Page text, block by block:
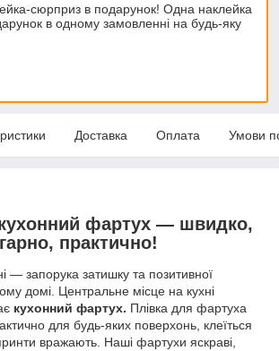
сюрприз в подарунок! Одна наклейка
в одному замовленні на будь-яку
Доставка Оплата Умови
кухонний фартух — швидко,
гарно, практично!
— запорука затишку та позитивної
домі. Центральне місце на кухні
кухонний фартух. Плівка для фартуха
для будь-яких поверхонь, клеїться
вражають. Наші фартухи яскраві,